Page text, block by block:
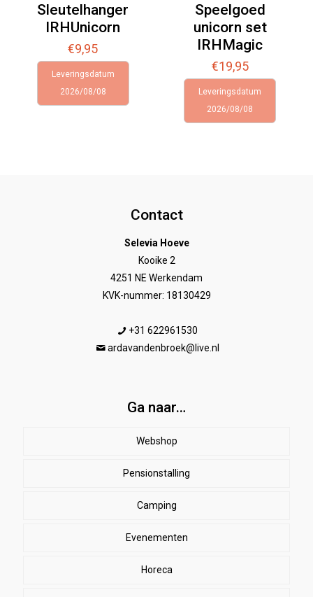
Sleutelhanger
IRHUnicorn
€9,95
Leveringsdatum
2026/08/08
Speelgoed
unicorn set
IRHMagic
€19,95
Leveringsdatum
2026/08/08
Contact
Selevia Hoeve
Kooike 2
4251 NE Werkendam
KVK-nummer: 18130429
+31 622961530
ardavandenbroek@live.nl
Ga naar…
Webshop
Paard
Beenbeschermers
EHBO
Dekens
Ruiter
Herenkleding
Dames paardrijkleding
Stal
SALE
Pensionstalling
Camping
Evenementen
Horeca